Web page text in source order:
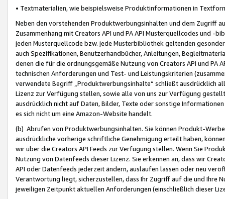
• Textmaterialien, wie beispielsweise Produktinformationen in
Neben den vorstehenden Produktwerbungsinhalten und dem Zugriff
Zusammenhang mit Creators API und PA API Musterquellcodes und
jeden Musterquellcode bzw. jede Musterbibliothek geltenden
auch Spezifikationen, Benutzerhandbücher, Anleitungen,
denen die für die ordnungsgemäße Nutzung von Creators API und PA
technischen Anforderungen und Test- und Leistungskriterien
verwendete Begriff „Produktwerbungsinhalte“ schließt ausdrücklich
Lizenz zur Verfügung stellen, sowie alle von uns zur Verfügung
ausdrücklich nicht auf Daten, Bilder, Texte oder sonstige
es sich nicht um eine Amazon-Website handelt.
(b) Abrufen von Produktwerbungsinhalten. Sie können Produkt-
ausdrückliche vorherige schriftliche Genehmigung erteilt haben,
wir über die Creators API Feeds zur Verfügung stellen. Wenn Sie
Nutzung von Datenfeeds dieser Lizenz. Sie erkennen an, dass wir
API oder Datenfeeds jederzeit ändern, auslaufen lassen oder neu
Verantwortung liegt, sicherzustellen, dass Ihr Zugriff auf die und Ihre
jeweiligen Zeitpunkt aktuellen Anforderungen (einschließlich dieser